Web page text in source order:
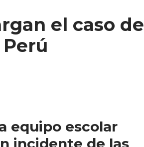
el caso de
equipo escolar